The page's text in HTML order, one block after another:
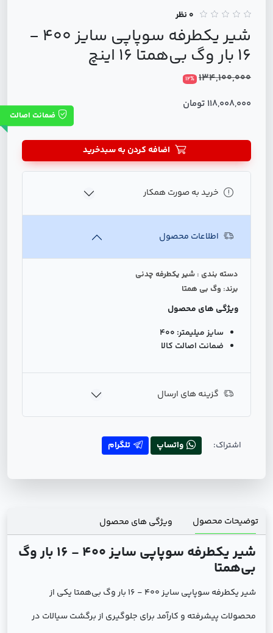
0 نظر
شیر یکطرفه سوپاپی سایز 400 -
16 بار وگ بی‌همتا 16 اینچ
134,100,000
12%
118,008,000 تومان
ضمانت اصالت
اضافه کردن به سبدخرید
خرید به صورت همکار
اطلاعات محصول
دسته بندی : شیر یکطرفه چدنی
برند: وگ بی همتا
ویژگی های محصول
سایز میلیمتر: 400
ضمانت اصالت کالا
گزینه های ارسال
اشتراک: واتساپ تلگرام
توضیحات محصول ویژگی های محصول
شیر یکطرفه سوپاپی سایز 400 - 16 بار وگ
بی‌همتا
شیر یکطرفه سوپاپی سایز 400 - 16 بار وگ بی‌همتا یکی از
محصولات پیشرفته و کارآمد برای جلوگیری از برگشت سیالات در